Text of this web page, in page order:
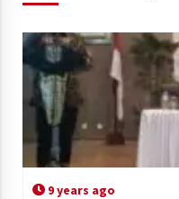
9 years ago